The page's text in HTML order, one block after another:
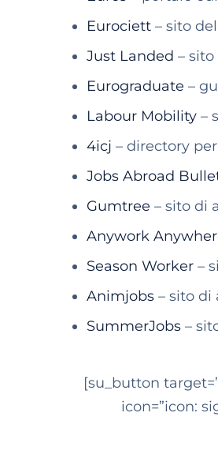
Eurociett – sito
Just Landed –
Eurograduate –
Labour Mobility –
4icj – directory
Jobs Abroad
Gumtree – sito di
Anywork
Season Worker –
Animjobs – sito di
SummerJobs –
[su_button
icon=”icon: